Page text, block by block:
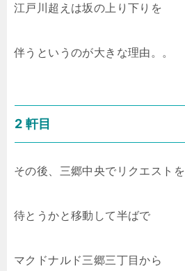
江戸川超えは坂の上り下りを
伴うというのが大きな理由。。
2 軒目
その後、三郷中央でリクエストを
待とうかと移動して半ばで
マクドナルド三郷三丁目から